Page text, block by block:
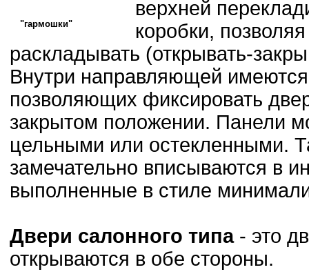
"гармошки"
верхней
коробки,
раскладывать (открывать-
Внутри направляющей
позволяющих фиксировать
закрытом положении. Панели
цельными или остекленными.
замечательно вписываются в
выполненные в стиле
Двери салонного типа - это
открываются в обе стороны.